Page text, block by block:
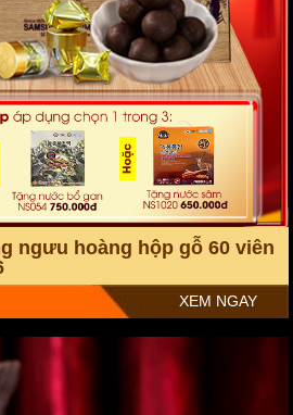
có trong an cung ngưu hoàng hoàn
ngưu hoàng hộp gỗ 60 viên
XEM NGAY